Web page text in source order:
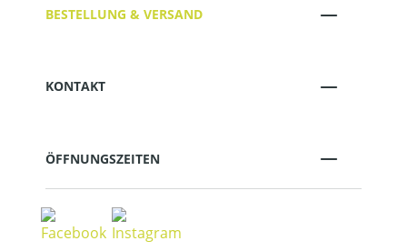
BESTELLUNG & VERSAND
KONTAKT
ÖFFNUNGSZEITEN